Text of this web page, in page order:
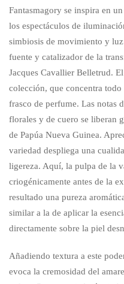
Fantasmagory se inspira en
los espectáculos de
simbiosis de movimiento y
fuente y catalizador de la
Jacques Cavallier Belletrud.
colección, que concentra
frasco de perfume. Las notas
florales y de cuero se liberan
de Papúa Nueva Guinea.
variedad despliega una
ligereza. Aquí, la pulpa de la
criogénicamente antes de la
resultado una pureza
similar a la de aplicar la
directamente sobre la piel
Añadiendo textura a este
evoca la cremosidad del